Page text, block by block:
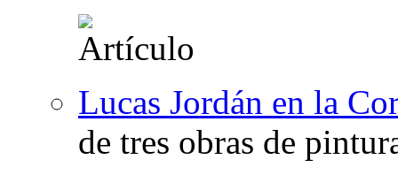
Lucas Jordán en la
de tres obras de